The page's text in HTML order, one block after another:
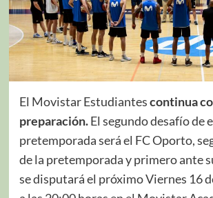
El Movistar Estudiantescontinua
preparación.El segundo desafío de
pretemporada será el FC Oporto,
de la pretemporada y primero ante
se disputará el próximo Viernes 16